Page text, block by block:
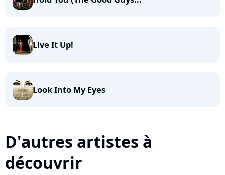
Live It Up!
Look Into My Eyes
D'autres artistes à
découvrir